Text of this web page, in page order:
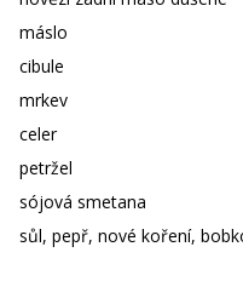
máslo
cibule
mrkev
celer
petržel
sójová smetana
sůl, pepř, nové koření,